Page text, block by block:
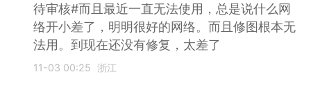
待审核#而且最近一直无法使用，总是说什么网
络开小差了，明明很好的网络。而且修图根本无
法用。到现在还没有修复，太差了
11-03 00:25 浙江